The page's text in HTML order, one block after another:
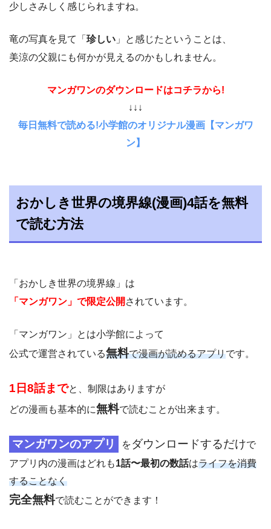
少しさみしく感じられますね。
竜の写真を見て「 珍しい 」と感じたということは、
美涼の父親にも何かが見えるのかもしれません。
マンガワンのダウンロードはコチラから!
↓↓↓
毎日無料で読める!小学館のオリジナル漫画【マンガワ
ン】
おかしき世界の境界線(漫画)4話を無料
で読む方法
「おかしき世界の境界線」は
「マンガワン」で限定公開 されています。
「マンガワン」とは小学館によって
公式で運営されている無料で漫画が読めるアプリです。
1日8話までと、制限はありますが
どの漫画も基本的に無料で読むことが出来ます。
マンガワンのアプリ をダウンロードするだけで
アプリ内の漫画はどれも1話〜最初の数話はライフを消費
することなく
完全無料で読むことができます！